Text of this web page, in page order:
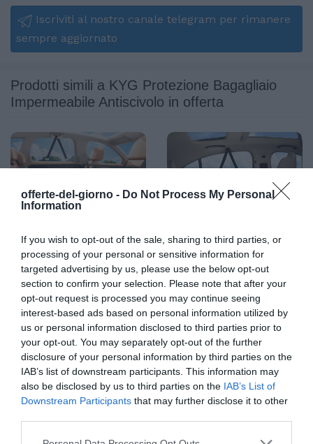
offerte-del-giorno - Do Not Process My Personal
Information
If you wish to opt-out of the sale, sharing to third parties, or
processing of your personal or sensitive information for
targeted advertising by us, please use the below opt-out
section to confirm your selection. Please note that after your
opt-out request is processed you may continue seeing
interest-based ads based on personal information utilized by
us or personal information disclosed to third parties prior to
your opt-out. You may separately opt-out of the further
disclosure of your personal information by third parties on the
IAB’s list of downstream participants. This information may
also be disclosed by us to third parties on the IAB’s List of
Downstream Participants that may further disclose it to other
Please note that this website/app uses one or more Google
utilizzato anche come tovaglietta da picnic per tutta la
famiglia. Si prega di misurare il bagagliaio dell'auto prima
dell'acquisto.
impermeabile e resistente ai graffi, tieni il sedile lontano
da impronte di zampe, fango, graffi, urina, capelli e altro.
Ma nota: non lasciare acqua sulla fodera troppo a lungo,
asciugamano asciutto/bagnato o un aspirapolvere manuale
a seconda delle diverse situazioni.
Iscriviti al nostro canale telegram per rimanere
sempre aggiornato
Prodotti simili a KYG Protezione Bagagliaio
Impermeabile Antiscivolo in offerta
Prodotti per animali domestici
Trasportini e accessori da viaggio
Accessori da viaggio |Fodere per sedili
in offerta 55,09€
Lamicall Coprisedile per Auto
per Cani, Telo Auto per Cani -
[Migliore Antistrappi]
Impermeabile Antiscivolo e
Antigraffio, con Finestra
Visibile, Lavabile in Lavatrice,
per SUV e Piccoli Furgoni, L
Prodotti per animali domestici
Trasportini e accessori da viaggio
Accessori da viaggio |Fodere per sedili
in offerta 58,89€
Coprisedile Auto per Cani con
Pannello di Fibra Rigido- Più
spazio, Grigio | Telo Auto Per
Cani, Impermeabile, Per Auto
Durevole, Telo Auto Per Cani
Usato in Tutte le Auto